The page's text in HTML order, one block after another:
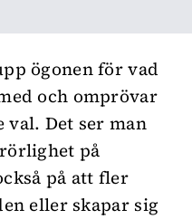
ögonen för vad
och omprövar
Det ser man
på
på att fler
eller skapar sig